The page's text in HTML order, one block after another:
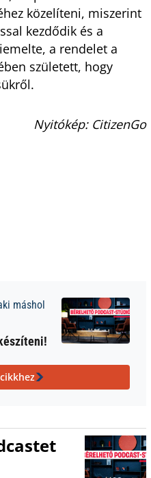
közelíteni, miszerint
kezdődik és a
a rendelet a
született, hogy
Nyitókép: CitizenGo
máshol